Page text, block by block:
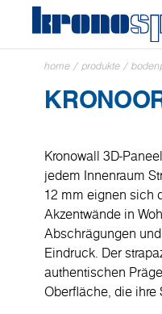
home / produkte /
Kronowall 3D-
jedem Innenraum
12 mm eignen sich
Akzentwände in
Abschrägungen
Eindruck. Der
authentischen
Oberfläche, die